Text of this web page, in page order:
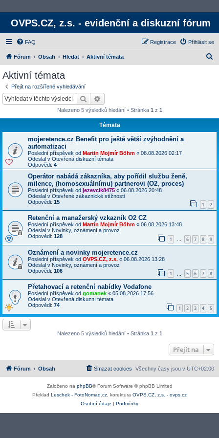
OVPS.CZ, z.s. - evidenční a diskuzní fórum
FAQ Přihlásit se
Registrace
Fórum Obsah Hledat Aktivní témata
Aktivní témata
Přejít na rozšířené vyhledávání
Hledat
Nalezeno 5 výsledků hledání • Stránka 1 z 1
Témata
mojeretence.cz Benefit pro ještě větší zvýhodnění a
automatizaci
Poslední příspěvek od Martin Mojmír Böhm « 08.08.2026 02:17
Odeslal v Otevřená diskuzní témata
Odpovědi: 4
Operátor nabádá zákazníka, aby pořídil službu ženě,
milence, (homosexuálnímu) partnerovi (O2, proces)
Poslední příspěvek od jezevcik8475 « 06.08.2026 20:48
Odeslal v Otevřené zákaznické stížnosti
Odpovědi: 15 1 2
Retenční a manažerský vzkazník O2 CZ
Poslední příspěvek od Martin Mojmír Böhm « 06.08.2026 13:48
Odeslal v Novinky, oznámení a provoz
Odpovědi: 128 1 … 6 7 8 9
Oznámení a novinky mojeretence.cz
Poslední příspěvek od OVPS.CZ, z.s. « 06.08.2026 13:28
Odeslal v Novinky, oznámení a provoz
Odpovědi: 106 1 5 6 7 8
Přetahovací a retenční nabídky Vodafone
Poslední příspěvek od gomanek « 05.08.2026 17:56
Odeslal v Otevřená diskuzní témata
Odpovědi: 74 1 2 3 4 5
Nalezeno 5 výsledků hledání • Stránka 1 z 1
Přejít na
Fórum Obsah Všechny časy jsou v UTC+02:00
Smazat cookies
Založeno na phpBB® Forum Software © phpBB Limited
Překlad Leschek - FotoNomad.cz , korektura OVPS.CZ, z.s. - ovps.cz
Osobní údaje | Podmínky